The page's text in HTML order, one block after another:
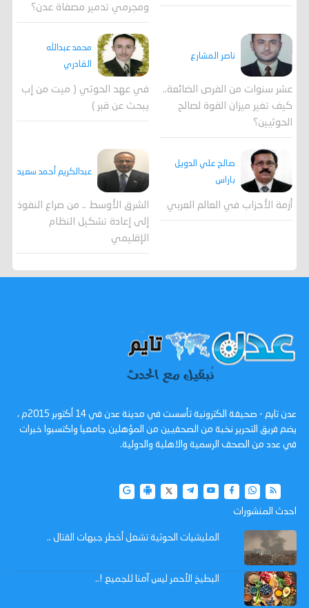
ومجرمي تدمير مصفاة عدن؟
ناصر المشارع
عشر سنوات من الفرص الضائعة..
كيف تغير ميزان القوة لصالح
الحوثيين؟
محمد عبدالله
القادري
في عهد الحوثي ( ميت من إب
يبحث عن قبر )
صالح علي الدويل
باراس
أزمة الأحزاب في العالم العربي
عبدالكريم أحمد سعيد
الشرق الأوسط .. من صراع النفوذ
إلى إعادة تشكيل النظام
الإقليمي
عدن تايم - صحيفة الكترونية تأسست في مدينة عدن في 14 أكتوبر 2015م ،
يضم فريق التحرير نخبة من الصحفيين من المؤهلين جامعيا واكتسبوا خبرات
في عدد من الصحف الرسمية والاهلية والدولية.
احدث المنشورات
المليشيات الحوثية تشعل أخطر جبهات القتال ..
البطيخ الأحمر ليس آمنا للجميع !..